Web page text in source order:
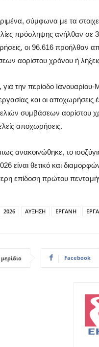
σύμφωνα με τα
πρόσληψης ανήλθαν σε
οι 96.616 προήλθαν
αορίστου χρόνου ή
για την περίοδο
και οι
συμβάσεων αορίστου
αποχωρήσεις.
ανακοινώθηκε, το
είναι θετικό και
επίδοση πρώτου
2026 ΑΥΞΗΣΗ ΕΡΓΑΝΗ
μερίδιο Facebook